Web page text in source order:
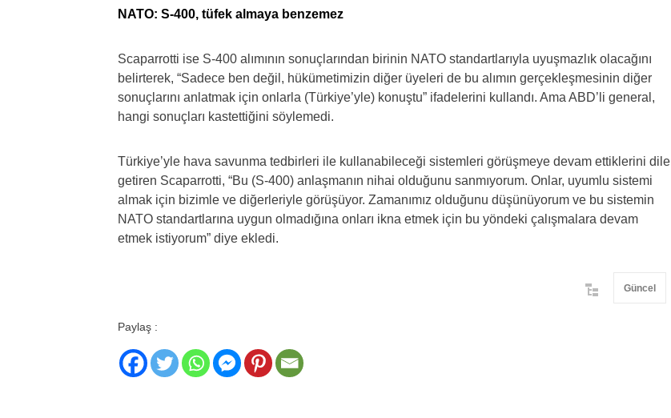
NATO: S-400, tüfek almaya benzemez
Scaparrotti ise S-400 alımının sonuçlarından birinin NATO standartlarıyla uyuşmazlık olacağını
belirterek, “Sadece ben değil, hükümetimizin diğer üyeleri de bu alımın gerçekleşmesinin diğer
sonuçlarını anlatmak için onlarla (Türkiye’yle) konuştu” ifadelerini kullandı. Ama ABD’li general,
hangi sonuçları kastettiğini söylemedi.
Türkiye’yle hava savunma tedbirleri ile kullanabileceği sistemleri görüşmeye devam ettiklerini dile
getiren Scaparrotti, “Bu (S-400) anlaşmanın nihai olduğunu sanmıyorum. Onlar, uyumlu sistemi
almak için bizimle ve diğerleriyle görüşüyor. Zamanımız olduğunu düşünüyorum ve bu sistemin
NATO standartlarına uygun olmadığına onları ikna etmek için bu yöndeki çalışmalara devam
etmek istiyorum” diye ekledi.
Güncel
Paylaş :